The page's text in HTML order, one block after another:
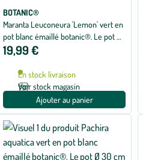
BOTANIC®
Maranta Leuconeura 'Lemon' vert en
pot blanc émaillé botanic®. Le pot Ø
15 cm
19,99 €
En stock livraison
Voir stock magasin
Ajouter au panier